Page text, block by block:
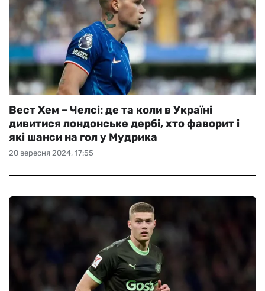
20 вересня 2024, 17:55
Вест Хем – Челсі: де та коли в Україні
дивитися лондонське дербі, хто фаворит і
які шанси на гол у Мудрика